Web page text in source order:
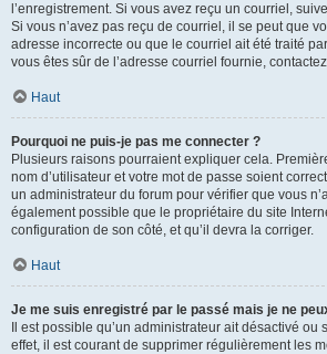
l’enregistrement. Si vous avez reçu un courriel,
Si vous n’avez pas reçu de courriel, il se peut que
adresse incorrecte ou que le courriel ait été traité
vous êtes sûr de l’adresse courriel fournie,
Haut
Pourquoi ne puis-je pas me connecter ?
Plusieurs raisons pourraient expliquer cela.
nom d’utilisateur et votre mot de passe soient
un administrateur du forum pour vérifier que vous
également possible que le propriétaire du site
configuration de son côté, et qu’il devra la corriger.
Haut
Je me suis enregistré par le passé mais je ne
Il est possible qu’un administrateur ait désactivé ou
effet, il est courant de supprimer régulièrement les